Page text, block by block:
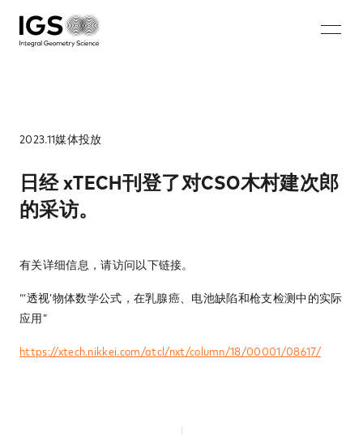
Technology
Solution
微波乳腺造影术​
步入式安保系统​
钢筋断裂和腐蚀无损检测系统​
Careers
News
JAENZHKO
2023.11媒体投放​
日经 xTECH刊登了对CSO木村建次郎
的采访。​
有关详细信息，请访问以下链接。​
“‘透视’物体数学公式，在乳腺癌、电池缺陷和枪支检测中的实际
应用”​
https://xtech.nikkei.com/atcl/nxt/column/18/00001/08617/